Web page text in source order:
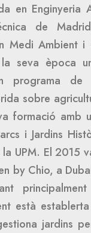
en Enginyeria
de
Medi Ambient i
seva època
programa
sobre
formació amb
i Jardins
UPM. El 2015
by Chio, a
està
jardins